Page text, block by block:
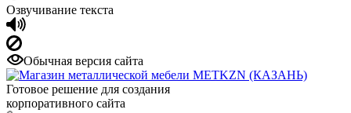
Озвучивание текста
Обычная версия сайта
Готовое решение для создания
корпоративного сайта